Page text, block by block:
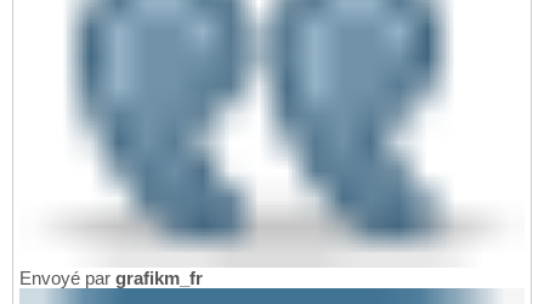
Envoyé par grafikm_fr